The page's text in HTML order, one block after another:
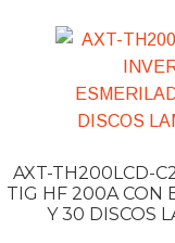
AXT-TH200LCD-
TIG HF 200A CON
Y 30 DISCOS